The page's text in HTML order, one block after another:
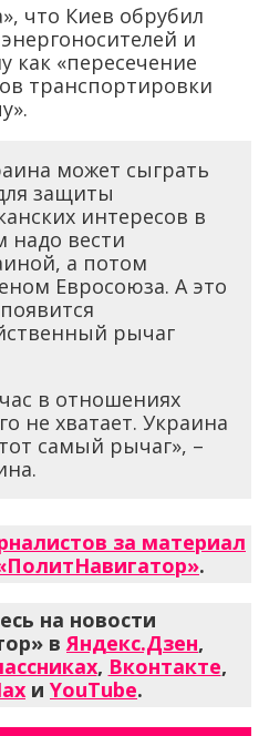
что Киев обрубил
и
как «пересечение
транспортировки
может сыграть
защиты
интересов в
надо вести
а потом
Евросоюза. А это
рычаг
в отношениях
не хватает. Украина
самый рычаг», –
за материал
.
на новости
в Яндекс.Дзен,
, Вконтакте,
и YouTube.